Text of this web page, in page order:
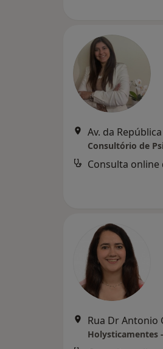
Av. da
Consultório de
Consulta online
Rua Dr Antonio
Holysticamentes